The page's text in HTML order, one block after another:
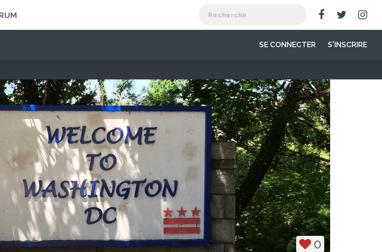
SE CONNECTER S'INSCRIRE
0